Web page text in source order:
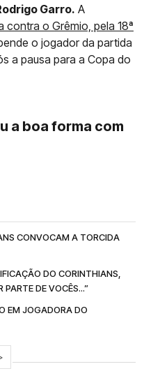
Garro. A
contra o Grêmio, pela 18ª
o jogador da partida
a pausa para a Copa do
a boa forma com
CONVOCAM A TORCIDA
DO CORINTHIANS,
DE VOCÊS...”
EM JOGADORA DO